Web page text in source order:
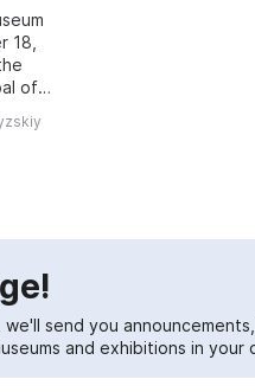
18,
of
a
we'll send you
and exhibitions in